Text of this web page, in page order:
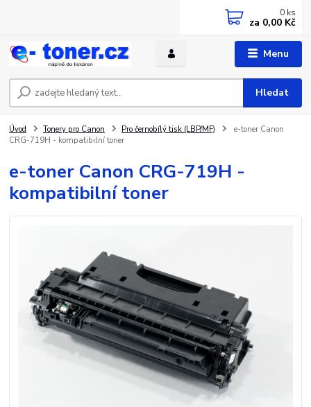
Menu
Hledat
0 ks
za 0,00 Kč
Úvod Tonery pro Canon Pro černobílý tisk (LBP/MF)
e-toner Canon
CRG-719H - kompatibilní toner
e-toner Canon CRG-719H -
kompatibilní toner